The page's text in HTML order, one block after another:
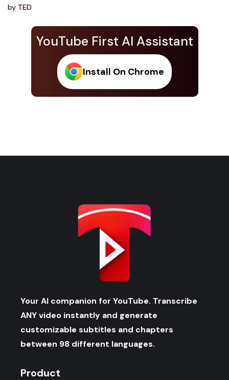
YouTube First AI Assistant
Install On Chrome
by TED
Your AI companion for YouTube. Transcribe
ANY video instantly and generate
customizable subtitles and chapters
between 98 different languages.
Product